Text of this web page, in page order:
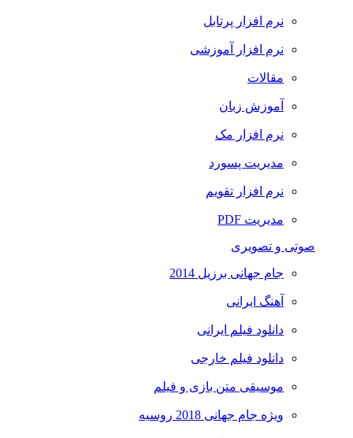
نرم افزار پرتابل
نرم افزار آموزشی
مقالات
آموزش زبان
نرم افزار مک
مدیریت پسورد
نرم افزار تقویم
مدیریت PDF
صوتی و تصویری
جام جهانی برزیل 2014
آهنگ ایرانی
دانلود فیلم ایرانی
دانلود فیلم خارجی
موسیقی متن بازی و فیلم
ویژه جام جهانی 2018 روسیه